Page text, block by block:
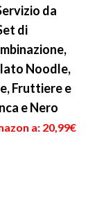
da
di
Noodle,
Fruttiere e
e Nero
a: 20,99€